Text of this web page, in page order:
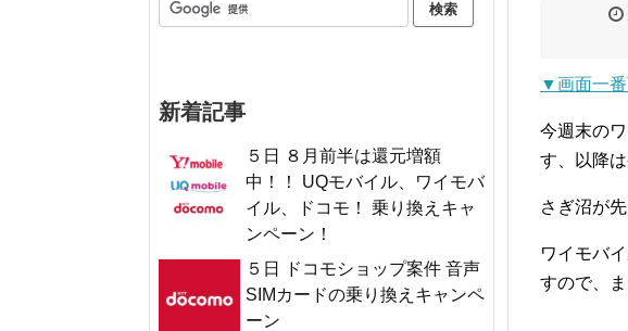
▼画面一
今週末の
す、以降
さぎ沼が
ワイモバ
すので、
新着記事
５日 ８月前半は還元増額
中！！ UQモバイル、ワイモバ
イル、ドコモ！ 乗り換えキャ
ンペーン！
５日 ドコモショップ案件 音声
SIMカードの乗り換えキャンペ
ーン